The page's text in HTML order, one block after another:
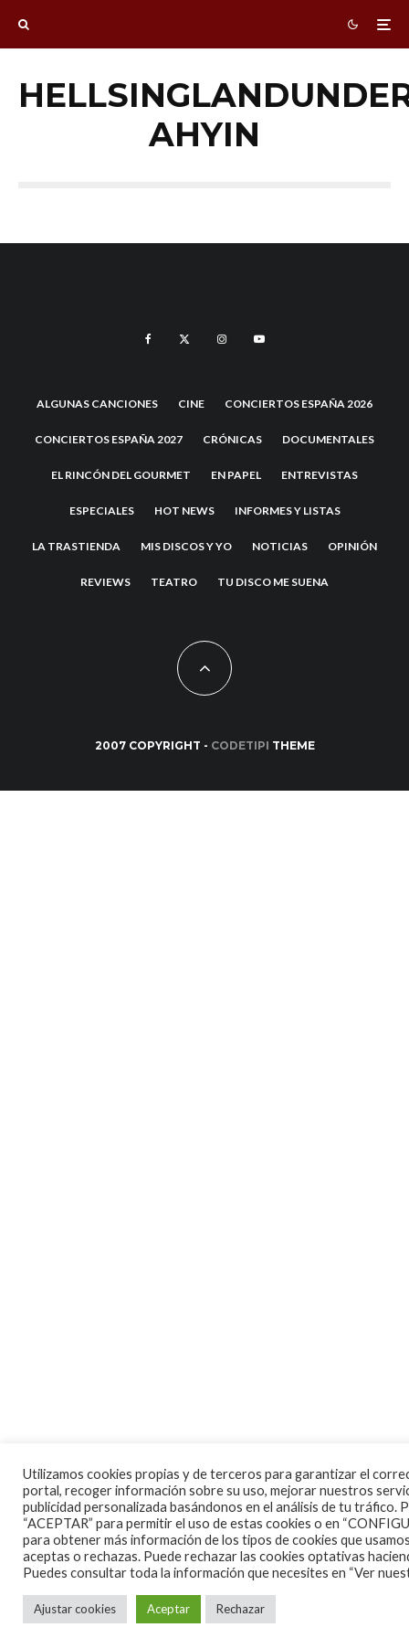
AHYIN
ALGUNAS CANCIONES CINE CONCIERTOS ESPAÑA 2026
CONCIERTOS ESPAÑA 2027 CRÓNICAS DOCUMENTALES
EL RINCÓN DEL GOURMET EN PAPEL ENTREVISTAS
ESPECIALES HOT NEWS INFORMES Y LISTAS
LA TRASTIENDA MIS DISCOS Y YO NOTICIAS OPINIÓN
REVIEWS TEATRO TU DISCO ME SUENA
2007 COPYRIGHT - CODETIPI THEME
Utilizamos cookies propias y de terceros para garantizar el
portal, recoger información sobre su uso, mejorar nuestros
publicidad personalizada basándonos en el análisis de tu tráfico.
“ACEPTAR” para permitir el uso de estas cookies o en
para obtener más información de los tipos de cookies que
aceptas o rechazas. Puede rechazar las cookies optativas
Puedes consultar toda la información que necesites en “Ver
Ajustar cookies Aceptar Rechazar